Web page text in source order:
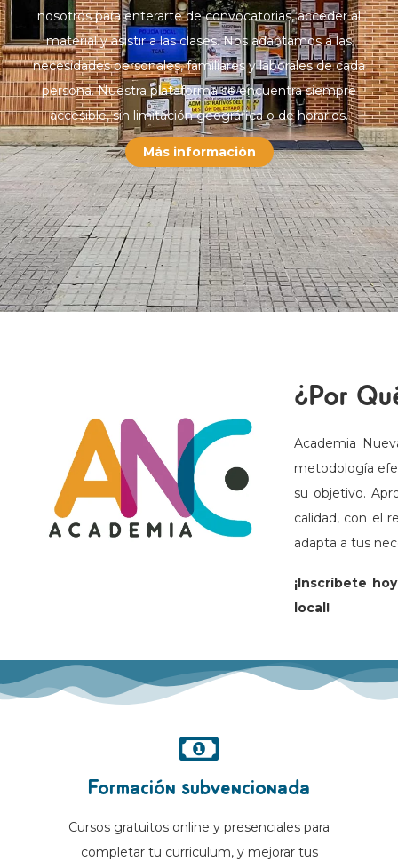
nosotros para enterarte de convocatorias, acceder al
material y asistir a las clases. Nos adaptamos a las
necesidades personales, familiares y laborales de cada
persona. Nuestra plataforma se encuentra siempre
accesible, sin limitación geográfica o de horarios.
Más información
¿Por
Academia
metodología
su objetivo.
calidad, con el
adapta a tus
¡Inscríbete
local!
Formación subvencionada
Cursos gratuitos online y presenciales para
completar tu curriculum, y mejorar tus